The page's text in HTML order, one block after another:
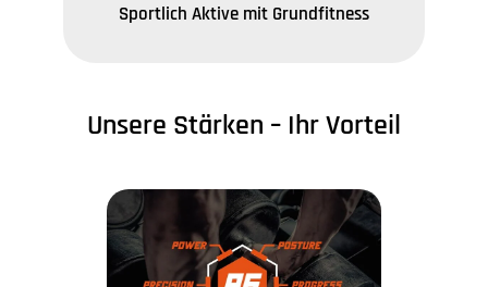
Sportlich Aktive mit Grundfitness
Unsere Stärken – Ihr Vorteil